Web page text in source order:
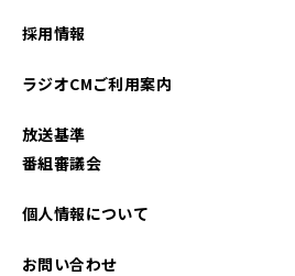
2025年02月
採用情報
ラジオCMご利用案内
放送基準
番組審議会
個人情報について
お問い合わせ